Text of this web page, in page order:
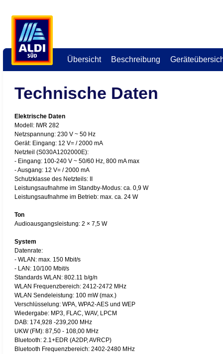
Übersicht Beschreibung
Technische Daten
Elektrische Daten
Modell: IWR 282
Netzspannung: 230 V ~ 50 Hz
Gerät: Eingang: 12 V= / 2000 mA
Netzteil (S030A1202000E):
- Eingang: 100-240 V ~ 50/60 Hz, 800 mA max
- Ausgang: 12 V= / 2000 mA
Schutzklasse des Netzteils: II
Leistungsaufnahme im Standby-Modus: ca. 0,9 W
Leistungsaufnahme im Betrieb: max. ca. 24 W
Ton
Audioausgangsleistung: 2 × 7,5 W
System
Datenrate:
- WLAN: max. 150 Mbit/s
- LAN: 10/100 Mbit/s
Standards WLAN: 802.11 b/g/n
WLAN Frequenzbereich: 2412-2472 MHz
WLAN Sendeleistung: 100 mW (max.)
Verschlüsselung: WPA, WPA2-AES und WEP
Wiedergabe: MP3, FLAC, WAV, LPCM
DAB: 174,928 -239,200 MHz
UKW (FM): 87,50 - 108,00 MHz
Bluetooth: 2.1+EDR (A2DP, AVRCP)
Bluetooth Frequenzbereich: 2402-2480 MHz